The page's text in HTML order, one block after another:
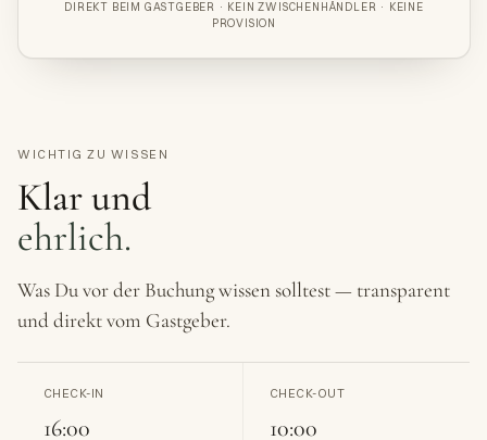
DIREKT BEIM GASTGEBER · KEIN ZWISCHENHÄNDLER · KEINE
PROVISION
WICHTIG ZU WISSEN
Klar und
ehrlich.
Was Du vor der Buchung wissen solltest — transparent
und direkt vom Gastgeber.
CHECK-IN
16:00
CHECK-OUT
10:00